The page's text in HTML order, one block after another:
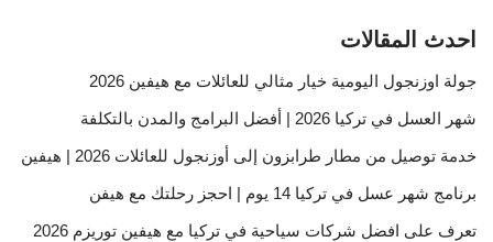
احدث المقالات
جولة اوزنجول اليومية خيار مثالي للعائلات مع هيفين 2026
شهر العسل في تركيا 2026 | أفضل البرامج والمدن بالتكلفة
خدمة توصيل من مطار طرابزون إلى أوزنجول للعائلات 2026 | هيفين
برنامج شهر عسل في تركيا 14 يوم | احجز رحلتك مع هيفن
تعرف على افضل شركات سياحية في تركيا مع هيفين توريزم 2026